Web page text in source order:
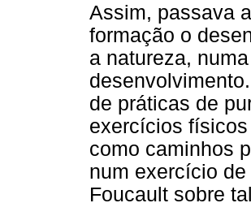
Assim, passava
formação o
a natureza,
de práticas de
exercícios
como caminhos
num exercício
Foucault sobre